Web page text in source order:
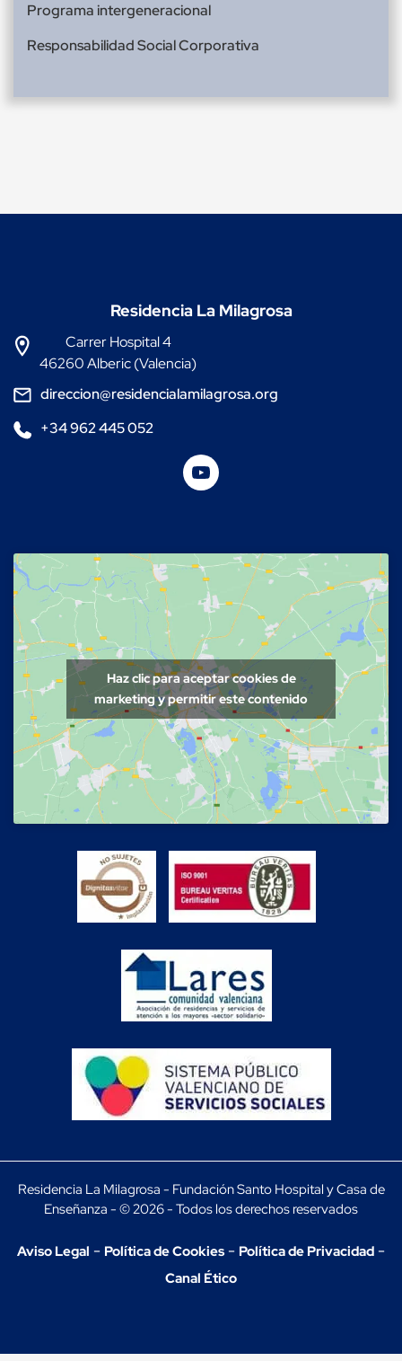
Programa intergeneracional
Responsabilidad Social Corporativa
Residencia La Milagrosa
Carrer Hospital 4
46260 Alberic (Valencia)
direccion@residencialamilagrosa.org
+34 962 445 052
Haz clic para aceptar cookies de
marketing y permitir este contenido
Residencia La Milagrosa - Fundación Santo Hospital y Casa de
Enseñanza - © 2026 - Todos los derechos reservados
Aviso Legal - Política de Cookies- Política de Privacidad -
Canal Ético